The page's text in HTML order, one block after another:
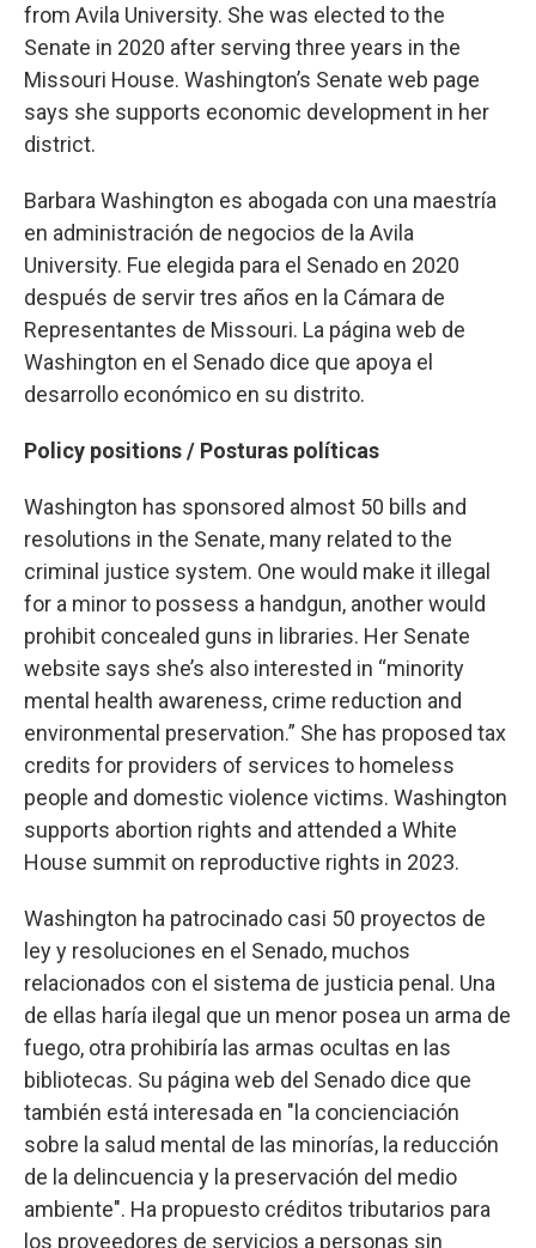
from Avila University. She was elected to the
Senate in 2020 after serving three years in the
Missouri House. Washington’s Senate web page
says she supports economic development in her
district.
Barbara Washington es abogada con una maestría
en administración de negocios de la Avila
University. Fue elegida para el Senado en 2020
después de servir tres años en la Cámara de
Representantes de Missouri. La página web de
Washington en el Senado dice que apoya el
desarrollo económico en su distrito.
Policy positions / Posturas políticas
Washington has sponsored almost 50 bills and
resolutions in the Senate, many related to the
criminal justice system. One would make it illegal
for a minor to possess a handgun, another would
prohibit concealed guns in libraries. Her Senate
website says she’s also interested in “minority
mental health awareness, crime reduction and
environmental preservation.” She has proposed tax
credits for providers of services to homeless
people and domestic violence victims. Washington
supports abortion rights and attended a White
House summit on reproductive rights in 2023.
Washington ha patrocinado casi 50 proyectos de
ley y resoluciones en el Senado, muchos
relacionados con el sistema de justicia penal. Una
de ellas haría ilegal que un menor posea un arma de
fuego, otra prohibiría las armas ocultas en las
bibliotecas. Su página web del Senado dice que
también está interesada en "la concienciación
sobre la salud mental de las minorías, la reducción
de la delincuencia y la preservación del medio
ambiente". Ha propuesto créditos tributarios para
los proveedores de servicios a personas sin